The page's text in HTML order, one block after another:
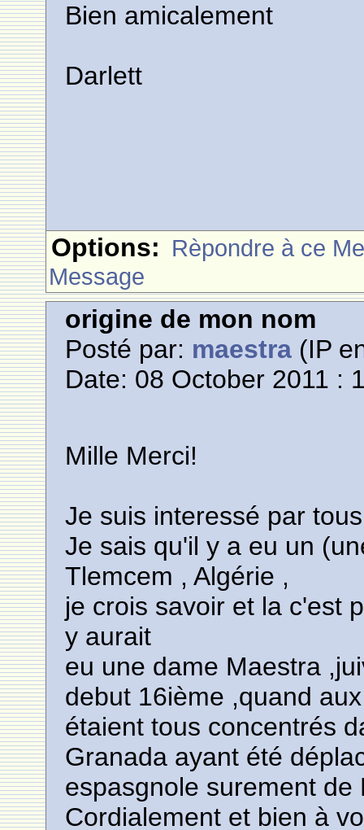
Bien amicalement
Darlett
Options: Rèpondre à ce
Message
origine de mon nom
Posté par: maestra (IP
Date: 08 October 2011 :
Mille Merci!
Je suis interessé par
Je sais qu'il y a eu un
Tlemcem , Algérie ,
je crois savoir et la c'est
y aurait
eu une dame Maestra
debut 16ième ,quand
étaient tous concentrés
Granada ayant été
espasgnole surement de
Cordialement et bien à